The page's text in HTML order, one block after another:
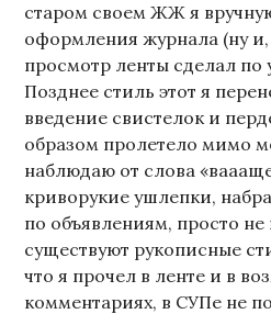
старом своем ЖЖ я
оформления журнала (ну и,
просмотр ленты сделал
Позднее стиль этот я
введение свистелок и
образом пролетело мимо
наблюдаю от слова
криворукие ушлепки,
по объявлениям, просто не
существуют рукописные
что я прочел в ленте и в
комментариях, в СУПе не